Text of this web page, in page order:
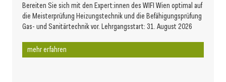
Bereiten Sie sich mit den Expert:innen des WIFI Wien optimal auf
die Meisterprüfung Heizungstechnik und die Befähigungsprüfung
Gas- und Sanitärtechnik vor. Lehrgangsstart: 31. August 2026
mehr erfahren